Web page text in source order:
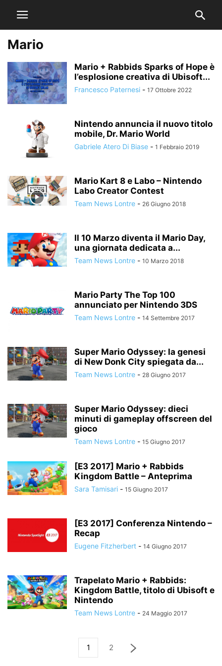
Mario
Mario + Rabbids Sparks of Hope è
l’esplosione creativa di Ubisoft...
Francesco Paternesi - 17 Ottobre 2022
Nintendo annuncia il nuovo titolo
mobile, Dr. Mario World
Gabriele Atero Di Biase - 1 Febbraio 2019
Mario Kart 8 e Labo – Nintendo
Labo Creator Contest
Team News Lontre - 26 Giugno 2018
Il 10 Marzo diventa il Mario Day,
una giornata dedicata a...
Team News Lontre - 10 Marzo 2018
Mario Party The Top 100
annunciato per Nintendo 3DS
Team News Lontre - 14 Settembre 2017
Super Mario Odyssey: la genesi
di New Donk City spiegata da...
Team News Lontre - 28 Giugno 2017
Super Mario Odyssey: dieci
minuti di gameplay offscreen del
gioco
Team News Lontre - 15 Giugno 2017
[E3 2017] Mario + Rabbids
Kingdom Battle – Anteprima
Sara Tamisari - 15 Giugno 2017
[E3 2017] Conferenza Nintendo –
Recap
Eugene Fitzherbert - 14 Giugno 2017
Trapelato Mario + Rabbids:
Kingdom Battle, titolo di Ubisoft e
Nintendo
Team News Lontre - 24 Maggio 2017
1 2